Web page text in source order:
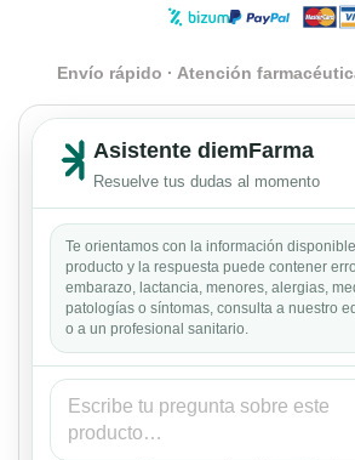
Envío rápido · Atención
Asistente diemFarma
Resuelve tus dudas al momento
Te orientamos con la información
producto y la respuesta puede contener
embarazo, lactancia, menores, alergias,
patologías o síntomas, consulta a nuestro
o a un profesional sanitario.